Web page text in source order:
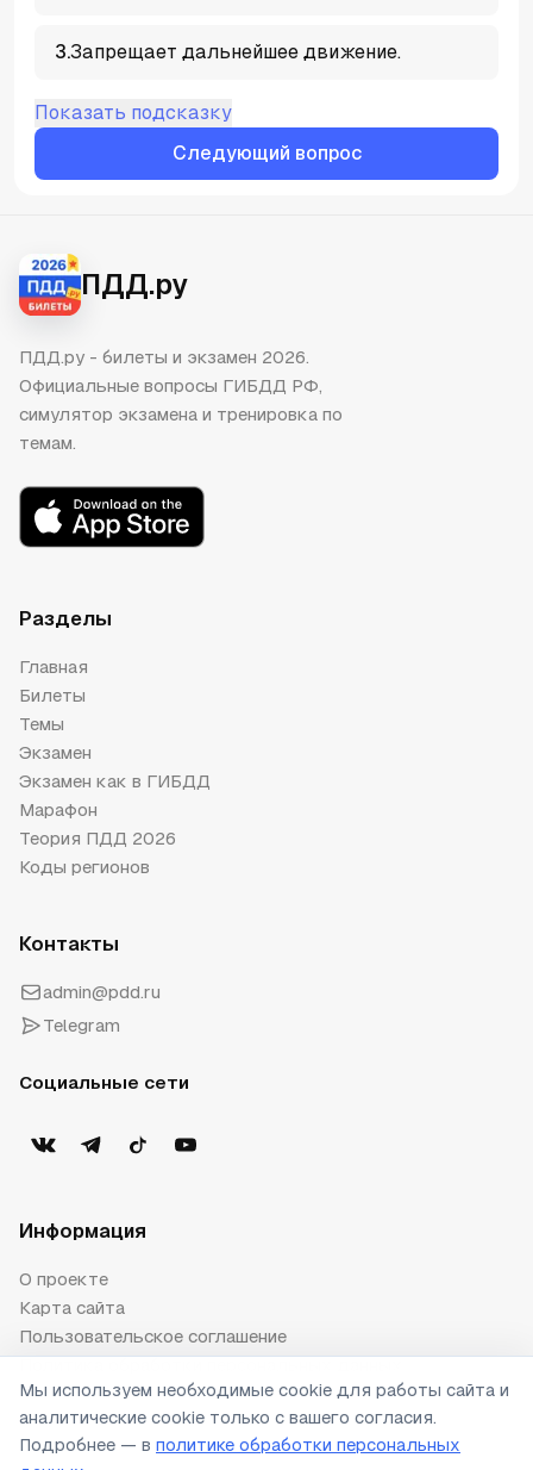
3.Запрещает дальнейшее движение.
Показать подсказку
Следующий вопрос
ПДД.ру
ПДД.ру - билеты и экзамен 2026.
Официальные вопросы ГИБДД РФ,
симулятор экзамена и тренировка по
темам.
Разделы
Главная
Билеты
Темы
Экзамен
Экзамен как в ГИБДД
Марафон
Теория ПДД 2026
Коды регионов
Контакты
admin@pdd.ru
Telegram
Социальные сети
Информация
О проекте
Карта сайта
Пользовательское соглашение
Публичная оферта
Настройки cookie
Мы используем необходимые cookie для работы сайта и
аналитические cookie только с вашего согласия.
Подробнее — в политике обработки персональных